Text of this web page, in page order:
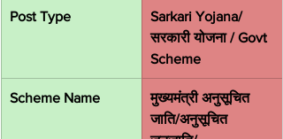
Post Type
Sarkari Yojana/
सरकारी योजना / Govt
Scheme
Scheme Name
मुख्यमंत्री अनुसूचित
जाति/अनुसूचित